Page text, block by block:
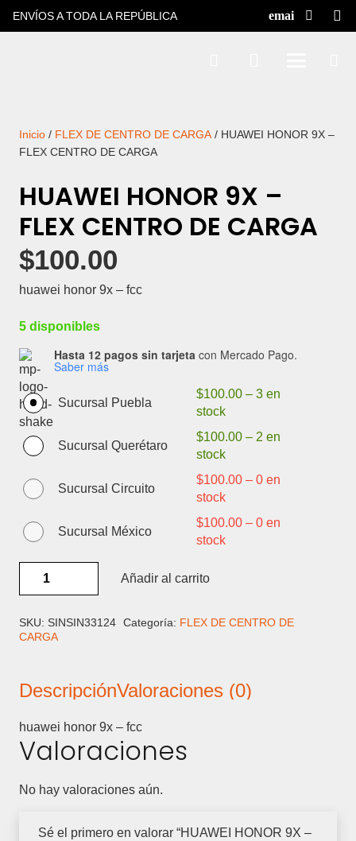
ENVÍOS A TODA LA REPÚBLICA
Inicio / FLEX DE CENTRO DE CARGA / HUAWEI HONOR 9X –
FLEX CENTRO DE CARGA
HUAWEI HONOR 9X –
FLEX CENTRO DE CARGA
$100.00
huawei honor 9x – fcc
5 disponibles
Hasta 12 pagos sin tarjeta con Mercado Pago.
Saber más
Sucursal Puebla
$100.00– 3 en
stock
Sucursal Querétaro
$100.00– 2 en
stock
Sucursal Circuito
$100.00– 0 en
stock
Sucursal México
$100.00– 0 en
stock
HONOR
-
FLEX
CARGA
Añadir al carrito
SKU: SINSIN33124 Categoría: FLEX DE CENTRO DE
CARGA
DescripciónValoraciones (0)
huawei honor 9x – fcc
Valoraciones
No hay valoraciones aún.
Sé el primero en valorar “HUAWEI HONOR 9X –